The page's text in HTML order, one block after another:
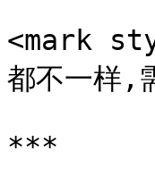
<mark
都不一样,
***